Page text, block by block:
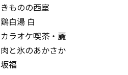
きものの西室
鶏白湯 白
カラオケ喫茶・麗
肉と氷のあかさか
坂福